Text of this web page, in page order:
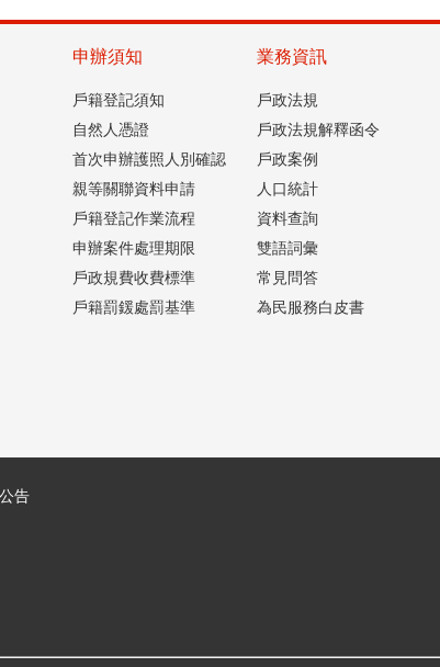
申辦須知
戶籍登記須知
自然人憑證
首次申辦護照人別確認
親等關聯資料申請
戶籍登記作業流程
申辦案件處理期限
戶政規費收費標準
戶籍罰鍰處罰基準
業務資訊
戶政法規
戶政法規解釋函令
戶政案例
人口統計
資料查詢
雙語詞彙
常見問答
為民服務白皮書
告